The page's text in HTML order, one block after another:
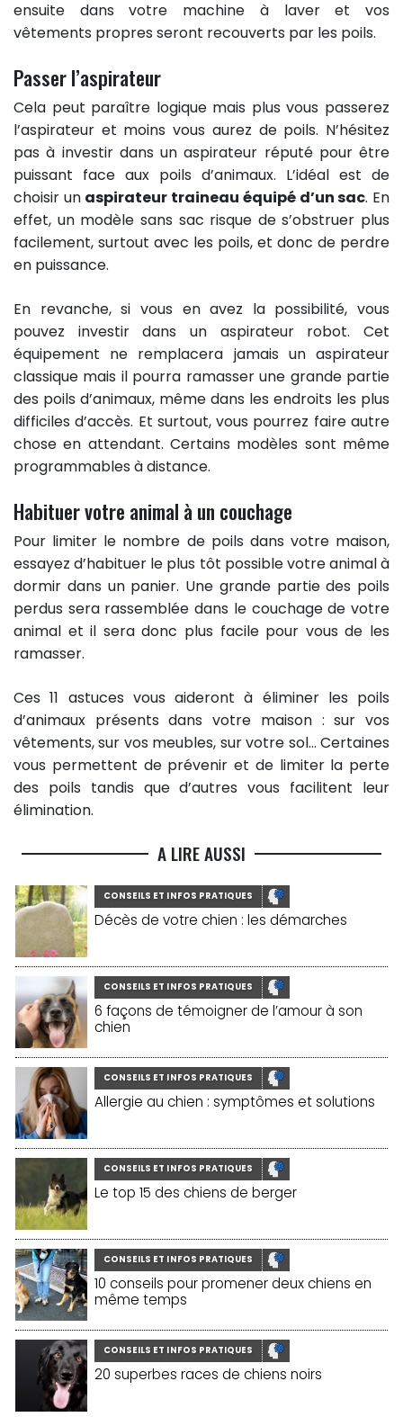
ensuite dans votre machine à laver et vos
vêtements propres seront recouverts par les poils.
Passer l’aspirateur
Cela peut paraître logique mais plus vous passerez
l’aspirateur et moins vous aurez de poils. N’hésitez
pas à investir dans un aspirateur réputé pour être
puissant face aux poils d’animaux. L’idéal est de
choisir un aspirateur traineau équipé d’un sac. En
effet, un modèle sans sac risque de s’obstruer plus
facilement, surtout avec les poils, et donc de perdre
en puissance.
En revanche, si vous en avez la possibilité, vous
pouvez investir dans un aspirateur robot. Cet
équipement ne remplacera jamais un aspirateur
classique mais il pourra ramasser une grande partie
des poils d’animaux, même dans les endroits les plus
difficiles d’accès. Et surtout, vous pourrez faire autre
chose en attendant. Certains modèles sont même
programmables à distance.
Habituer votre animal à un couchage
Pour limiter le nombre de poils dans votre maison,
essayez d’habituer le plus tôt possible votre animal à
dormir dans un panier. Une grande partie des poils
perdus sera rassemblée dans le couchage de votre
animal et il sera donc plus facile pour vous de les
ramasser.
Ces 11 astuces vous aideront à éliminer les poils
d’animaux présents dans votre maison : sur vos
vêtements, sur vos meubles, sur votre sol… Certaines
vous permettent de prévenir et de limiter la perte
des poils tandis que d’autres vous facilitent leur
élimination.
A LIRE AUSSI
CONSEILS ET INFOS PRATIQUES
Décès de votre chien : les démarches
CONSEILS ET INFOS PRATIQUES
6 façons de témoigner de l’amour à son
chien
CONSEILS ET INFOS PRATIQUES
Allergie au chien : symptômes et solutions
CONSEILS ET INFOS PRATIQUES
Le top 15 des chiens de berger
CONSEILS ET INFOS PRATIQUES
10 conseils pour promener deux chiens en
même temps
CONSEILS ET INFOS PRATIQUES
20 superbes races de chiens noirs